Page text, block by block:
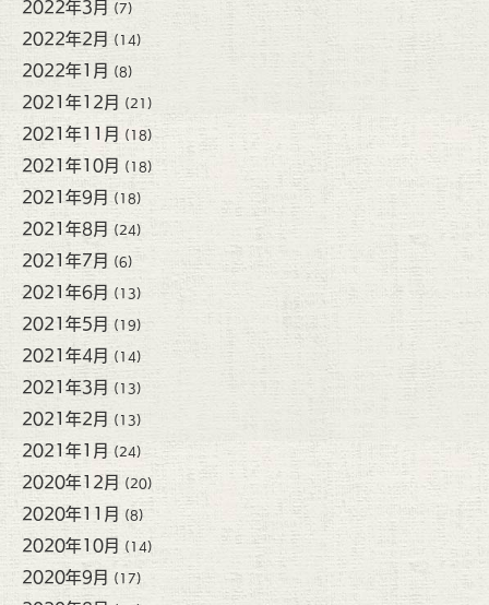
2022年3月 (7)
2022年2月 (14)
2022年1月 (8)
2021年12月 (21)
2021年11月 (18)
2021年10月 (18)
2021年9月 (18)
2021年8月 (24)
2021年7月 (6)
2021年6月 (13)
2021年5月 (19)
2021年4月 (14)
2021年3月 (13)
2021年2月 (13)
2021年1月 (24)
2020年12月 (20)
2020年11月 (8)
2020年10月 (14)
2020年9月 (17)